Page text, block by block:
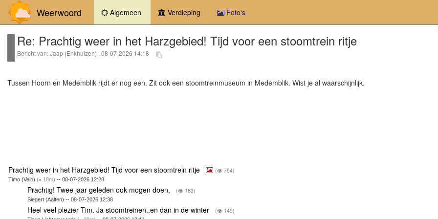
Weerwoord Algemeen (current)Verdieping Foto's
Re: Prachtig weer in het Harzgebied! Tijd voor een stoomtrein ritje
Bericht van: Jaap (Enkhuizen) , 08-07-2026 14:18
Tussen Hoorn en Medemblik rijdt er nog een. Zit ook een stoomtreinmuseum in Medemblik. Wist je al waarschijnlijk.
Prachtig weer in het Harzgebied! Tijd voor een stoomtrein ritje ( 754)
Timo (Velp) ( 18m) -- 08-07-2026 12:28
Prachtig! Twee jaar geleden ook mogen doen, ( 183)
Siegert (Aalten) -- 08-07-2026 12:38
Heel veel plezier Tim. Ja stoomtreinen..en dan in de winter ( 149)